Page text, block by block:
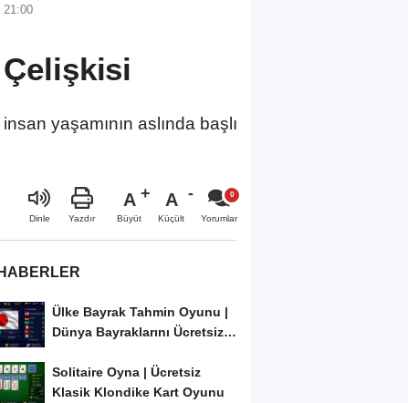
21:00
yaşamının aslında başlı
Dinle Yazdır
A
Büyüt
A
Küçült Yorumlar
Ülke Bayrak Tahmin Oyunu |
Dünya Bayraklarını Ücretsiz
Solitaire Oyna | Ücretsiz
Klasik Klondike Kart Oyunu